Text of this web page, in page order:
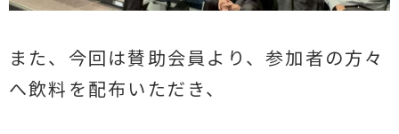
また、今回は賛助会員より、参加者の方々
へ飲料を配布いただき、